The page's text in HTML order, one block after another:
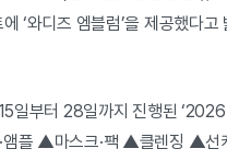
‘와디즈 엠블럼’을 제공했다고
일부터 28일까지 진행된
앰플 ▲마스크·팩 ▲클렌징 ▲